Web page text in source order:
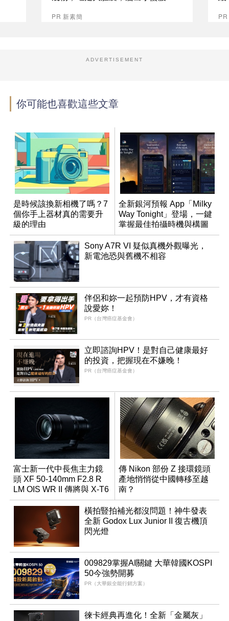
PR 新素簡
ADVERTISEMENT
你可能也喜歡這些文章
是時候該換新相機了嗎？7
個你手上器材真的需要升
級的理由
全新銀河預報 App「Milky
Way Tonight」登場，一鍵
掌握最佳拍攝時機與構圖
Sony A7R VI 疑似真機外觀曝光，
新電池恐與舊機不相容
伴侶和妳一起預防HPV，才有資格
說愛妳！
PR（台灣癌症基金會）
立即諮詢HPV！是對自己健康最好
的投資，把握現在不嫌晚！
PR（台灣癌症基金會）
富士新一代中長焦主力鏡
頭 XF 50-140mm F2.8 R
LM OIS WR II 傳將與 X-T6
同步亮相
傳 Nikon 部份 Z 接環鏡頭
產地悄悄從中國轉移至越
南？
橫拍豎拍補光都沒問題！神牛發表
全新 Godox Lux Junior II 復古機頂
閃光燈
009829掌握AI關鍵 大華韓國KOSPI
50今強勢開募
PR（大華銀全能行銷方案）
徠卡經典再進化！全新「金屬灰」